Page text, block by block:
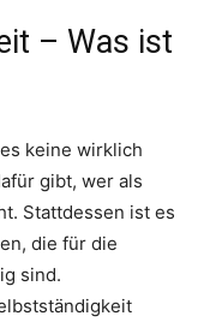
– Was ist
keine wirklich
gibt, wer als
Stattdessen ist es
die für die
sind.